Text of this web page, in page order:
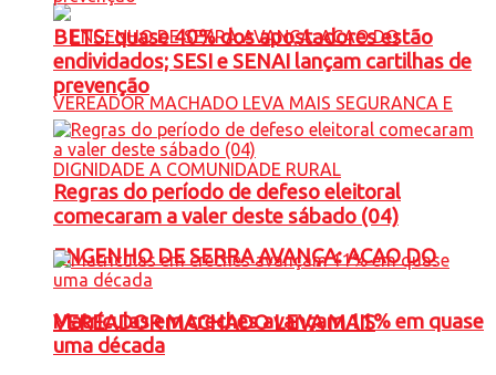
ENGENHO DE SERRA AVANÇA: ACAO DO
VEREADOR MACHADO LEVA MAIS
BETS: quase 40% dos apostadores estão
endividados; SESI e SENAI lançam cartilhas de
prevenção
Regras do período de defeso eleitoral
comecaram a valer deste sábado (04)
Matrículas em creches avançam 11% em quase
uma década